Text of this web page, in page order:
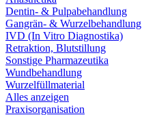
Dentin- & Pulpabehandlung
Gangrän- & Wurzelbehandlung
IVD (In Vitro Diagnostika)
Retraktion, Blutstillung
Sonstige Pharmazeutika
Wundbehandlung
Wurzelfüllmaterial
Alles anzeigen
Praxisorganisation